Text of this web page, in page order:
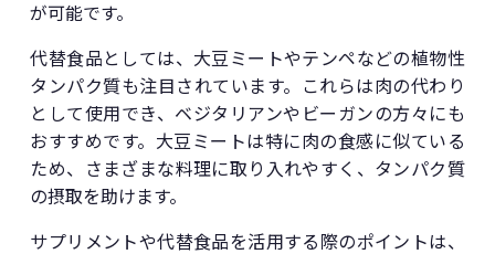
が可能です。
代替食品としては、大豆ミートやテンペなどの植物性
タンパク質も注目されています。これらは肉の代わり
として使用でき、ベジタリアンやビーガンの方々にも
おすすめです。大豆ミートは特に肉の食感に似ている
ため、さまざまな料理に取り入れやすく、タンパク質
の摂取を助けます。
サプリメントや代替食品を活用する際のポイントは、